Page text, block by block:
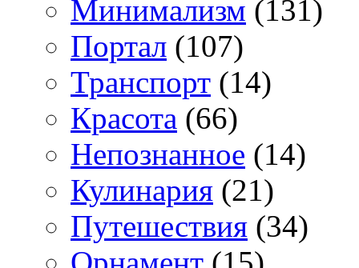
Минимализм (131)
Портал (107)
Транспорт (14)
Красота (66)
Непознанное (14)
Кулинария (21)
Путешествия (34)